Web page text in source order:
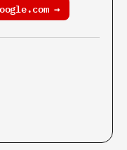
→